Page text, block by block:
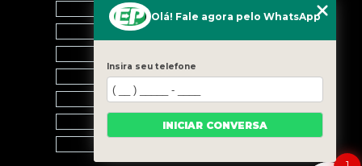
HOME
BLOG
CONTATO
CATEGORIAS
Olá! Fale agora pelo WhatsApp
Insira seu telefone
INICIAR CONVERSA